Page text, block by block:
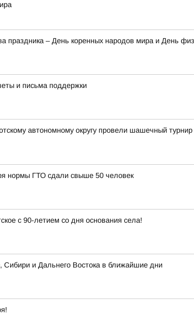
праздника – День коренных народов мира и День
и письма поддержки
автономному округу провели шашечный
нормы ГТО сдали свыше 50 человек
с 90-летием со дня основания села!
и Дальнего Востока в ближайшие дни